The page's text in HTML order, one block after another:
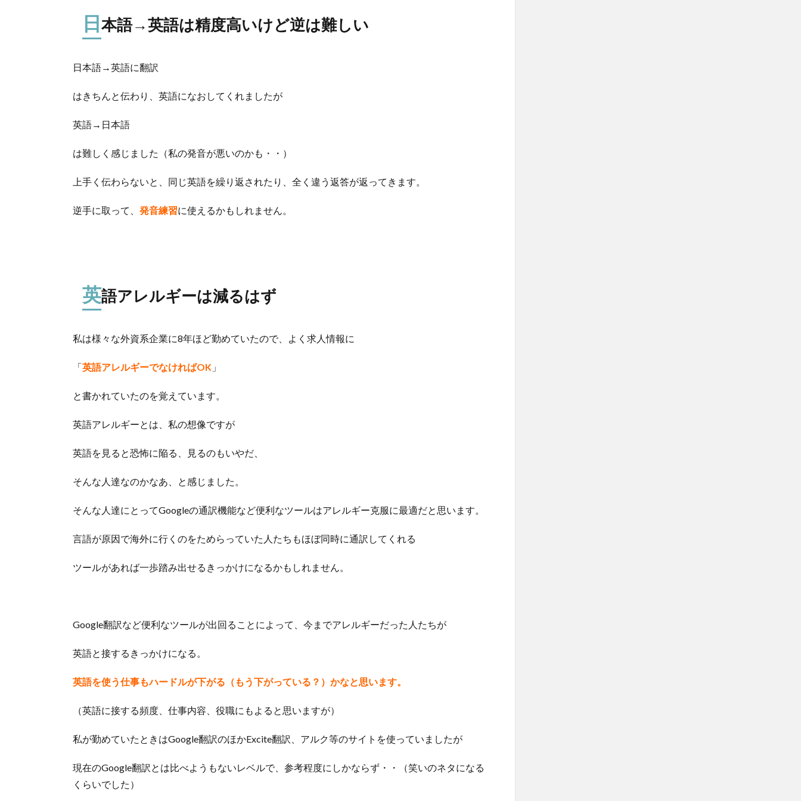
日本語→英語は精度高いけど逆は難しい
日本語→英語に翻訳
はきちんと伝わり、英語になおしてくれましたが
英語→日本語
は難しく感じました（私の発音が悪いのかも・・）
上手く伝わらないと、同じ英語を繰り返されたり、全く違う返答が返ってきます。
逆手に取って、 発音練習に使えるかもしれません。
英語アレルギーは減るはず
私は様々な外資系企業に8年ほど勤めていたので、よく求人情報に
「英語アレルギーでなければOK 」
と書かれていたのを覚えています。
英語アレルギーとは、私の想像ですが
英語を見ると恐怖に陥る、見るのもいやだ、
そんな人達なのかなあ、と感じました。
そんな人達にとってGoogleの通訳機能など便利なツールはアレルギー克服に最適だと思います。
言語が原因で海外に行くのをためらっていた人たちもほぼ同時に通訳してくれる
ツールがあれば一歩踏み出せるきっかけになるかもしれません。
Google翻訳など便利なツールが出回ることによって、今までアレルギーだった人たちが
英語と接するきっかけになる。
英語を使う仕事もハードルが下がる（もう下がっている？）かなと思います。
（英語に接する頻度、仕事内容、役職にもよると思いますが）
私が勤めていたときはGoogle翻訳のほかExcite翻訳、アルク等のサイトを使っていましたが
現在のGoogle翻訳とは比べようもないレベルで、参考程度にしかならず・・（笑いのネタになる
くらいでした）